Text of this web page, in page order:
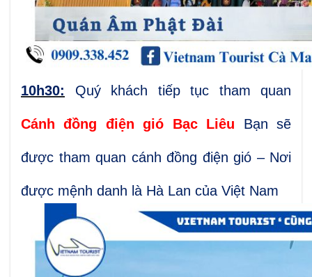
10h30: Quý khách tiếp tục tham quan
Cánh đồng điện gió Bạc Liêu Bạn sẽ
được tham quan cánh đồng điện gió – Nơi
được mệnh danh là Hà Lan của Việt Nam